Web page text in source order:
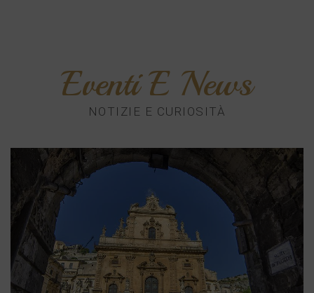
Eventi E News
NOTIZIE E CURIOSITÀ